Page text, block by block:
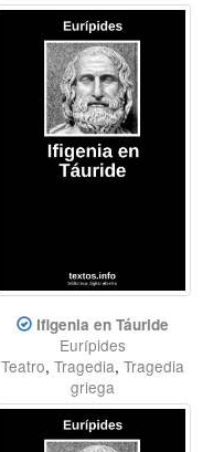
Ifigenia en Táuride
Eurípides
Teatro, Tragedia, Tragedia
griega